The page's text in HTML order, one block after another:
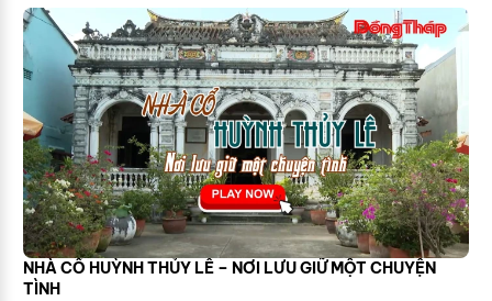
NHÀ CỔ HUỲNH THỦY LÊ – NƠI LƯU GIỮ MỘT CHUYỆN
TÌNH